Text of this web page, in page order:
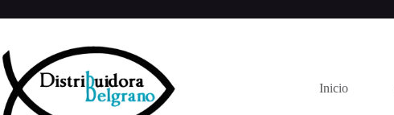
al
Inicio